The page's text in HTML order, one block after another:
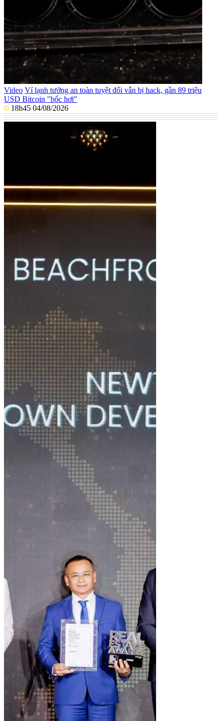
Video Ví lạnh tưởng an toàn tuyệt đối vẫn bị hack, gần 89 triệu
USD Bitcoin "bốc hơi"
18h45 04/08/2026